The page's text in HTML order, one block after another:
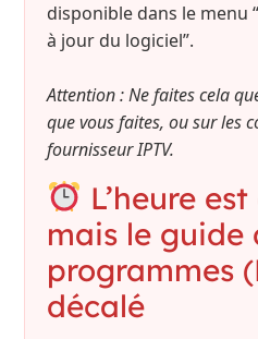
disponible dans le menu
à jour du logiciel”.
Attention : Ne faites cela
que vous faites, ou sur les
fournisseur IPTV.
L’heure
mais le guide
programmes
décalé